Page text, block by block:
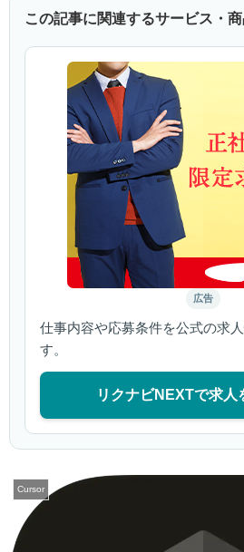
この記事に関連するサービス・
広告
仕事内容や応募条件を公式の求
す。
リクナビNEXTで求人
Cursor